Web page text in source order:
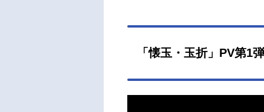
「懐玉・玉折」PV第1